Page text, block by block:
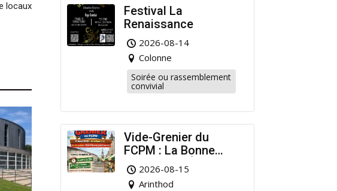
locaux
Festival La
Renaissance
2026-08-14
Colonne
Soirée ou rassemblement
convivial
Vide-Grenier du
FCPM : La Bonne
Affaire de l’Été à
Arinthod !
2026-08-15
Arinthod